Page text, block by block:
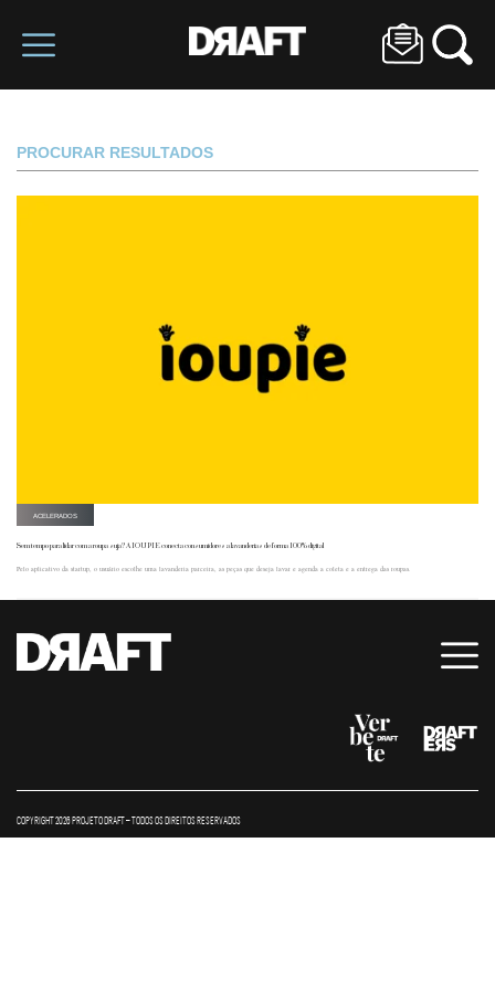
PROCURAR RESULTADOS
ACELERADOS
Sem tempo para lidar com a roupa suja? A IOUPIE conecta consumidores a lavanderias de forma 100% digital
Pelo aplicativo da startup, o usuário escolhe uma lavanderia parceira, as peças que deseja lavar e agenda a coleta e a entrega das roupas.
COPYRIGHT 2026 PROJETO DRAFT – TODOS OS DIREITOS RESERVADOS